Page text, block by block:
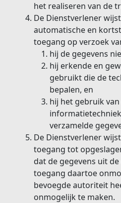
het realiseren van de
De Dienstverlener
automatische en
toegang op verzoek
hij de gegevens
hij erkende en
gebruikt die de
bepalen, en
hij het gebruik
verzamelde
De Dienstverlener
toegang tot
dat de gegevens uit
toegang daartoe
bevoegde autoriteit
onmogelijk te maken.